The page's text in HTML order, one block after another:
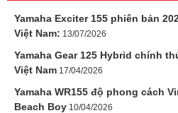
Yamaha Exciter 155 phiên bản
Việt Nam: 13/07/2026
Yamaha Gear 125 Hybrid chính
Việt Nam 17/04/2026
Yamaha WR155 độ phong cách
Beach Boy 10/04/2026